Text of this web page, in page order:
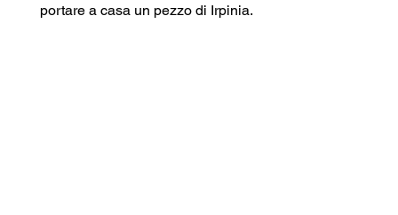
portare a casa un pezzo di Irpinia.